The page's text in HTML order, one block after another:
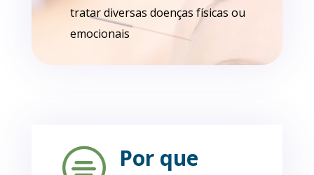
tratar diversas doenças físicas ou
emocionais
Por que